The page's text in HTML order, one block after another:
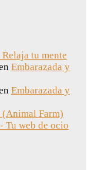
tu mente
Embarazada y
Embarazada y
Farm)
Tu web de ocio